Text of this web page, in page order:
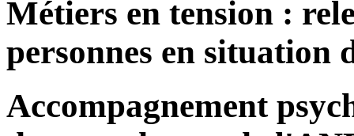
Métiers en tension :
personnes en situation
Accompagnement